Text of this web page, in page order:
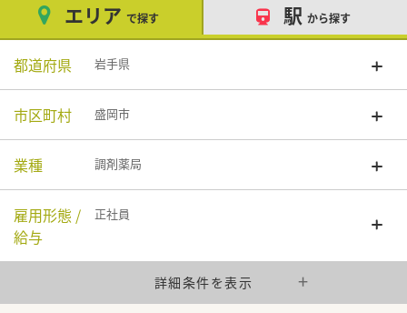
エリア で探す 駅 から探す
都道府県 岩手県
市区町村 盛岡市
業種 調剤薬局
雇用形態 /
給与
正社員
詳細条件を表示